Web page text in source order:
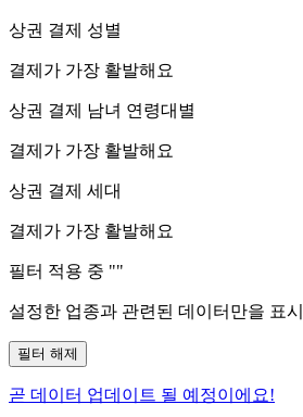
상권 결제 성별
결제가 가장 활발해요
상권 결제 남녀 연령대별
결제가 가장 활발해요
상권 결제 세대
결제가 가장 활발해요
필터 적용 중 ""
설정한 업종과 관련된 데이터만을 표
필터 해제
곧 데이터 업데이트 될 예정이에요!